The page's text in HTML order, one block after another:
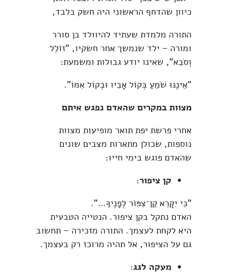
כיוון שהדחף הראשוני היה חשק בלבד,
התורה מלמדת שעתיד להיוולד בן סורר
ומורה – ילד שנמשך אחר חשקיו, "זוֹלֵל
וְסֹבֵא", שאינו יודע גבולות ומשמעת:
"אֵינֶנּוּ שֹׁמֵעַ בְּקוֹל אָבִיו וּבְקוֹל אִמּוֹ".
מצוות במקרים שהאדם נפגש איתם
אחרי פרשת יפת תואר מופיעות מצוות
נוספות, שכולן מתארות מצבים שונים
שהאדם פוגש בימי חייו:
קן ציפור:
"כִּי יִקָּרֵא קַן־צִפּוֹר לְפָנֶיךָ…".
האדם נתקל בקן ציפור. הנטייה הטבעית
היא לקחת לעצמך. התורה מזכירה – תחשוב
גם על הציפור, אל תהיה מרוכז רק בעצמך.
מעקה לגג: